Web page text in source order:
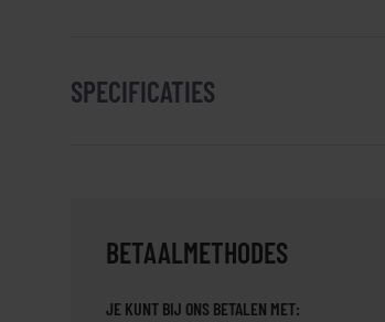
SPECIFICATIES
BETAALMETHODES
JE KUNT BIJ ONS BETALEN MET: